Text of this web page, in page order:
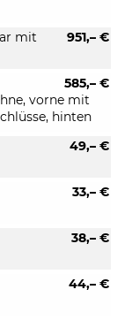
951,– €
mit
585,– €
vorne mit
hinten
49,– €
33,– €
38,– €
44,– €